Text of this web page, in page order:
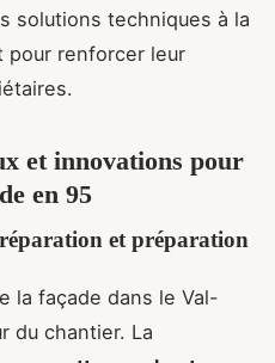
solutions techniques à la
pour renforcer leur
et innovations pour
en 95
et préparation
la façade dans le Val-
du chantier. La